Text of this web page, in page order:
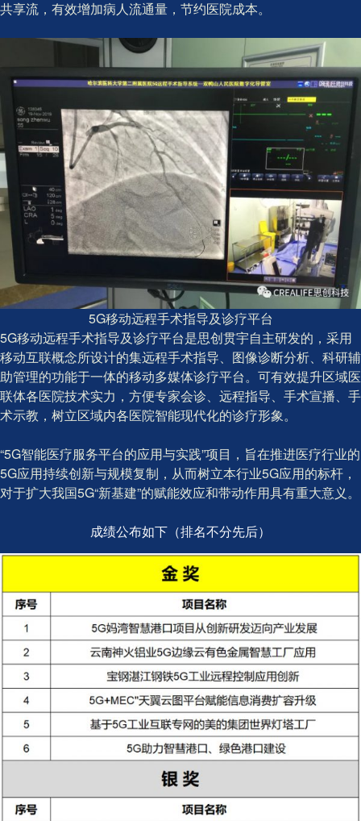
共享流，有效增加病人流通量，节约医院成本。
5G移动远程手术指导及诊疗平台
5G移动远程手术指导及诊疗平台是思创贯宇自主研发的，采用
移动互联概念所设计的集远程手术指导、图像诊断分析、科研辅
助管理的功能于一体的移动多媒体诊疗平台。可有效提升区域医
联体各医院技术实力，方便专家会诊、远程指导、手术宣播、手
术示教，树立区域内各医院智能现代化的诊疗形象。
“5G智能医疗服务平台的应用与实践”项目，旨在推进医疗行业的
5G应用持续创新与规模复制，从而树立本行业5G应用的标杆，
对于扩大我国5G“新基建”的赋能效应和带动作用具有重大意义。
成绩公布如下（排名不分先后）